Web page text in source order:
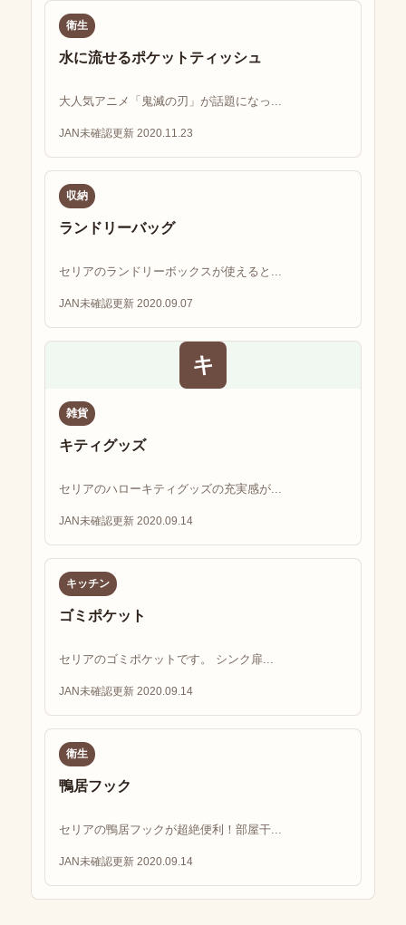
衛生
水に流せるポケットティッシュ
大人気アニメ「鬼滅の刃」が話題になっ...
JAN未確認更新 2020.11.23
収納
ランドリーバッグ
セリアのランドリーボックスが使えると...
JAN未確認更新 2020.09.07
キ
雑貨
キティグッズ
セリアのハローキティグッズの充実感が...
JAN未確認更新 2020.09.14
キッチン
ゴミポケット
セリアのゴミポケットです。 シンク扉...
JAN未確認更新 2020.09.14
衛生
鴨居フック
セリアの鴨居フックが超絶便利！部屋干...
JAN未確認更新 2020.09.14